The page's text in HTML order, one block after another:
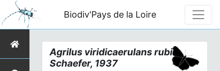
Biodiv'Pays de la Loire
Agrilus viridicaerulans rubi
Schaefer, 1937